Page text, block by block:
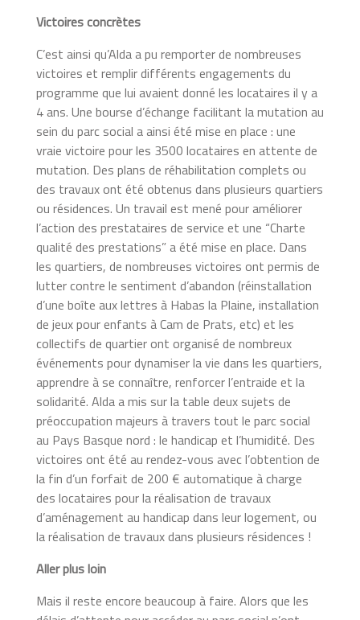
Victoires concrètes
C’est ainsi qu’Alda a pu remporter de nombreuses
victoires et remplir différents engagements du
programme que lui avaient donné les locataires il y a
4 ans. Une bourse d’échange facilitant la mutation au
sein du parc social a ainsi été mise en place : une
vraie victoire pour les 3500 locataires en attente de
mutation. Des plans de réhabilitation complets ou
des travaux ont été obtenus dans plusieurs quartiers
ou résidences. Un travail est mené pour améliorer
l’action des prestataires de service et une “Charte
qualité des prestations” a été mise en place. Dans
les quartiers, de nombreuses victoires ont permis de
lutter contre le sentiment d’abandon (réinstallation
d’une boîte aux lettres à Habas la Plaine, installation
de jeux pour enfants à Cam de Prats, etc) et les
collectifs de quartier ont organisé de nombreux
événements pour dynamiser la vie dans les quartiers,
apprendre à se connaître, renforcer l’entraide et la
solidarité. Alda a mis sur la table deux sujets de
préoccupation majeurs à travers tout le parc social
au Pays Basque nord : le handicap et l’humidité. Des
victoires ont été au rendez-vous avec l’obtention de
la fin d’un forfait de 200 € automatique à charge
des locataires pour la réalisation de travaux
d’aménagement au handicap dans leur logement, ou
la réalisation de travaux dans plusieurs résidences !
Aller plus loin
Mais il reste encore beaucoup à faire. Alors que les